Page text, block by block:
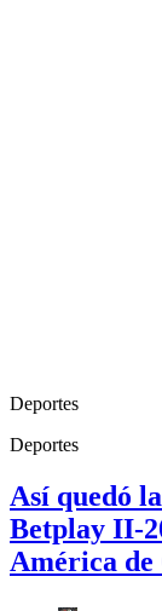
Deportes
Deportes
Así quedó
Betplay II-
América de